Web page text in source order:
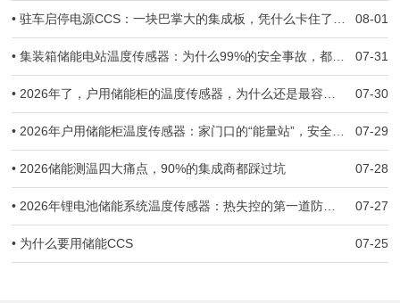
08-01
• 驻车启停电源CCS：一块巴掌大的集成板，凭什么卡住了几十万辆车子的交付？
07-31
• 集装箱储能电站温度传感器：为什么99%的安全事故，都跟温度监测失准有关
07-30
• 2026年了，户用储能柜的温度传感器，为什么还是最容易被忽视的那一环？
07-29
• 2026年户用储能柜温度传感器：家门口的“能量站”，安全防线守住了吗？
07-28
• 2026储能测温四大痛点，90%的集成商都踩过坑
07-27
• 2026年锂电池储能系统温度传感器：热失控的第一道防线，到底守住了没有？
07-25
• 为什么要用储能CCS